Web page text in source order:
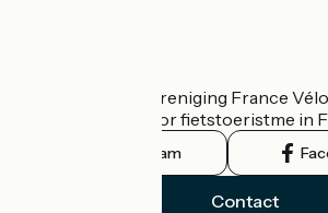
De nationale vereniging France
officiële gids voor fietstoeristme in
Instagram
Contact